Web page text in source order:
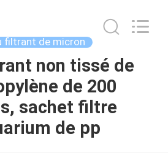
filtrant de micron
non tissé de
de 200
sachet filtre
de pp